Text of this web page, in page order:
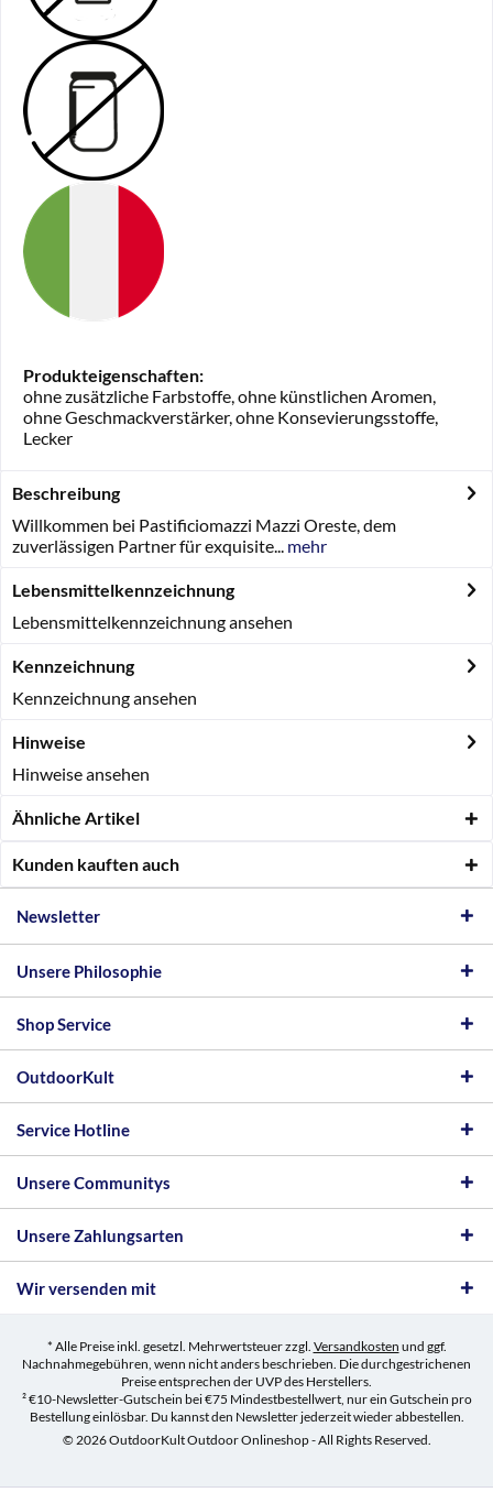
Produkteigenschaften:
ohne zusätzliche Farbstoffe, ohne künstlichen Aromen,
ohne Geschmackverstärker, ohne Konsevierungsstoffe,
Lecker
Beschreibung
Willkommen bei Pastificiomazzi Mazzi Oreste, dem
zuverlässigen Partner für exquisite... mehr
Lebensmittelkennzeichnung
Lebensmittelkennzeichnung ansehen
Kennzeichnung
Kennzeichnung ansehen
Hinweise
Hinweise ansehen
Ähnliche Artikel
Kunden kauften auch
Newsletter
Unsere Philosophie
Shop Service
OutdoorKult
Service Hotline
Unsere Communitys
Unsere Zahlungsarten
Wir versenden mit
* Alle Preise inkl. gesetzl. Mehrwertsteuer zzgl. Versandkosten und ggf.
Nachnahmegebühren, wenn nicht anders beschrieben. Die durchgestrichenen
Preise entsprechen der UVP des Herstellers.
² €10-Newsletter-Gutschein bei €75 Mindestbestellwert, nur ein Gutschein pro
Bestellung einlösbar. Du kannst den Newsletter jederzeit wieder abbestellen.
© 2026 OutdoorKult Outdoor Onlineshop - All Rights Reserved.